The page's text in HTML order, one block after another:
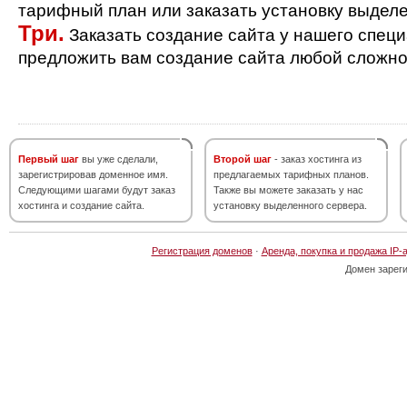
тарифный план или заказать установку
Три. Заказать создание сайта у нашего
предложить вам создание сайта любой
Первый шаг вы уже сделали,
зарегистрировав доменное имя.
Следующими шагами будут заказ
хостинга и создание сайта.
Второй шаг - заказ хостинга из
предлагаемых тарифных планов.
Также вы можете заказать у нас
установку выделенного сервера.
Регистрация доменов· Аренда, покупка и продажа IP-
Домен